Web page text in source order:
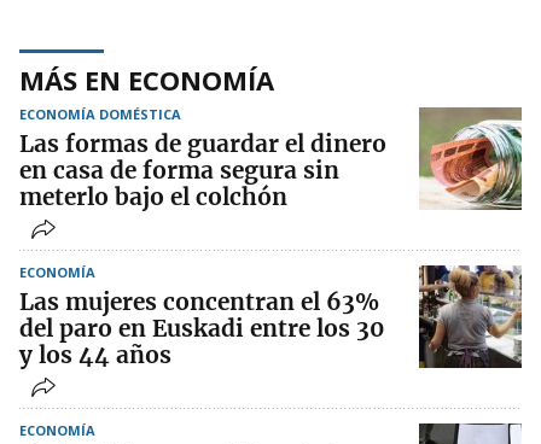
MÁS EN ECONOMÍA
ECONOMÍA DOMÉSTICA
Las formas de guardar el dinero
en casa de forma segura sin
meterlo bajo el colchón
ECONOMÍA
Las mujeres concentran el 63%
del paro en Euskadi entre los 30
y los 44 años
ECONOMÍA